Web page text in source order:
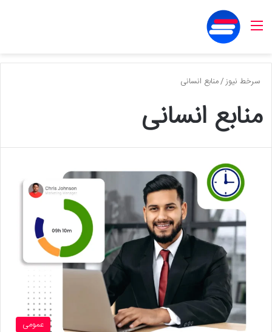
منو
سرخط نیوز/منابع انسانی
منابع انسانی
عمومی